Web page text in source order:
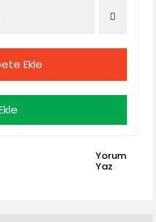
Ekle
Yorum
Yaz